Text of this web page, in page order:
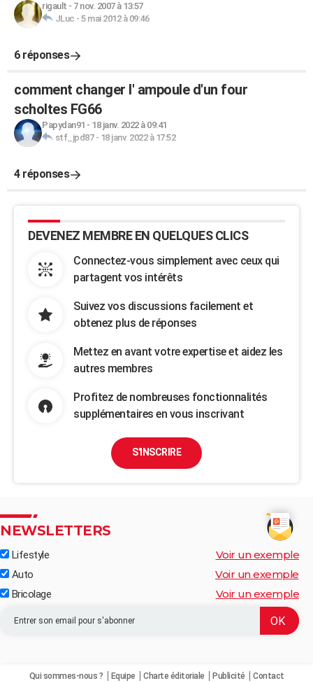
rigault - 7 nov. 2007 à 13:57
JLuc - 5 mai 2012 à 09:46
6 réponses
comment changer l' ampoule d'un four
scholtes FG66
Papydan91 - 18 janv. 2022 à 09:41
stf_jpd87- 18 janv. 2022 à 17:52
4 réponses
DEVENEZ MEMBRE EN QUELQUES CLICS
Connectez-vous simplement avec ceux qui
partagent vos intérêts
Suivez vos discussions facilement et
obtenez plus de réponses
Mettez en avant votre expertise et aidez les
autres membres
Profitez de nombreuses fonctionnalités
supplémentaires en vous inscrivant
S'INSCRIRE
NEWSLETTERS
Lifestyle Voir un exemple
Auto Voir un exemple
Bricolage Voir un exemple
Qui sommes-nous ? Equipe Charte éditoriale Publicité Contact